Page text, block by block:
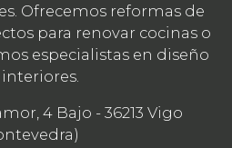
Ofrecemos reformas de
para renovar cocinas o
especialistas en diseño
4 Bajo - 36213 Vigo